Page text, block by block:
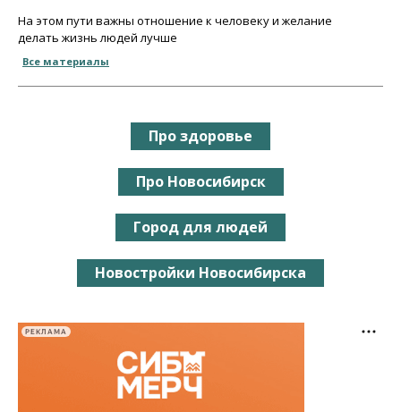
На этом пути важны отношение к человеку и желание
делать жизнь людей лучше
Все материалы
Про здоровье
Про Новосибирск
Город для людей
Новостройки Новосибирска
РЕКЛАМА